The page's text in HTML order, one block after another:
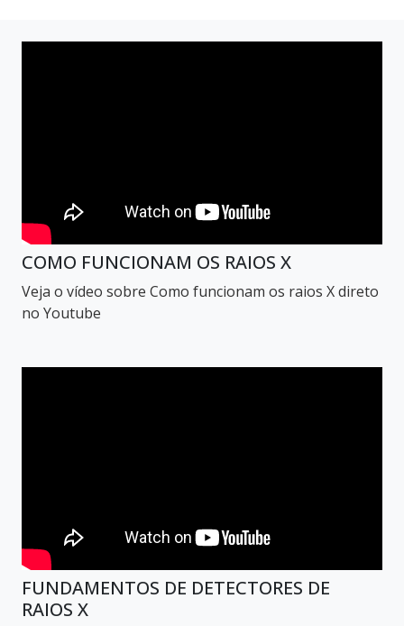
COMO FUNCIONAM OS RAIOS X
Veja o vídeo sobre Como funcionam os raios X direto
no Youtube
FUNDAMENTOS DE DETECTORES DE
RAIOS X